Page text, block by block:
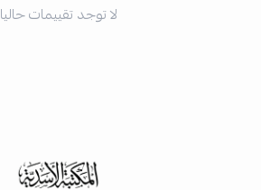
لا توجد تقييمات حاليا